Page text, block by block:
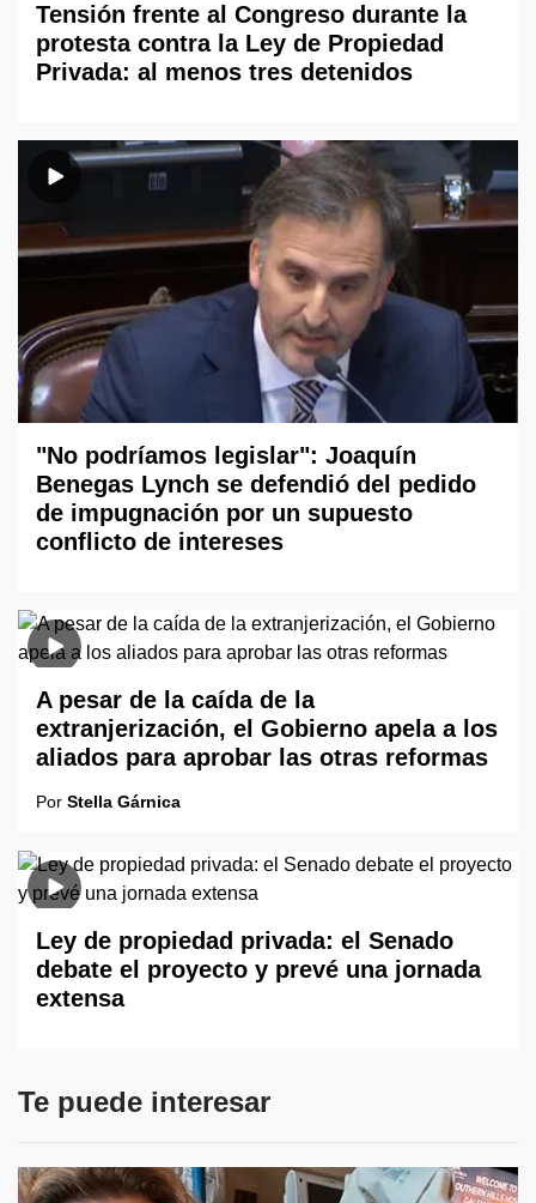
Tensión frente al Congreso durante la
protesta contra la Ley de Propiedad
Privada: al menos tres detenidos
"No podríamos legislar": Joaquín
Benegas Lynch se defendió del pedido
de impugnación por un supuesto
conflicto de intereses
A pesar de la caída de la
extranjerización, el Gobierno apela a los
aliados para aprobar las otras reformas
Por Stella Gárnica
Ley de propiedad privada: el Senado
debate el proyecto y prevé una jornada
extensa
Te puede interesar